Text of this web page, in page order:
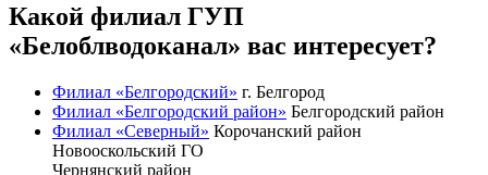
Какой филиал ГУП
«Белоблводоканал» вас интересует?
Филиал «Белгородский» г. Белгород
Филиал «Белгородский район» Белгородский район
Филиал «Северный» Корочанский район
Новооскольский ГО
Чернянский район